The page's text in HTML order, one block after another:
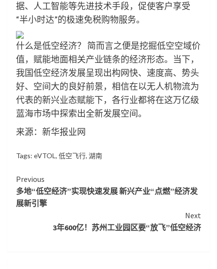
据、人工智能等先进技术手段，促使客户享受
“半小时达”的极速免税购物服务。
什么是低空经济？ 简而言之便是挖掘低空空域价
值，赋能地面相关产业链条的经济形态。当下，
我国低空经济发展呈现出构网快、速度高、势头
好、空间大的良好前景，相信在以无人机物流为
代表的新兴业态赋能下，各行业都将在这万亿级
蓝海市场中探索出全新发展空间。
来源：新华报业网
Tags: eVTOL , 低空飞行, 湖南
Continue
Reading
Previous
多地“低空经济”实现快速发展 新兴产业“点燃”经济发
展新引擎
Next
3年600亿！苏州工业园区要“放飞”低空经济